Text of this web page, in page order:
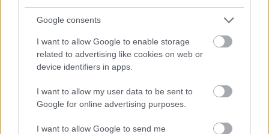
Google consents
I want to allow Google to enable storage
related to advertising like cookies on web or
device identifiers in apps.
I want to allow my user data to be sent to
Google for online advertising purposes.
I want to allow Google to send me
Kimolos Experience Festival